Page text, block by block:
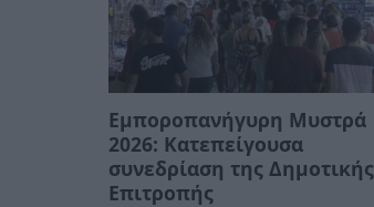
Εμποροπανήγυρη Μυστρά
2026: Κατεπείγουσα
συνεδρίαση της Δημοτικής
Επιτροπής